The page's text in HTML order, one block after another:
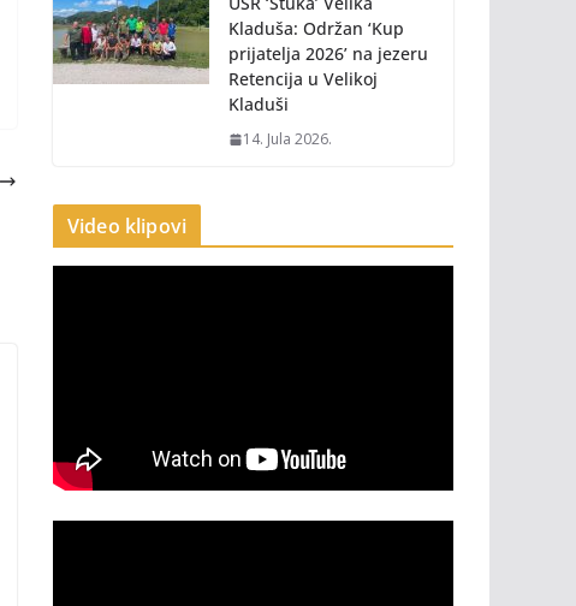
Kladuša: Održan ‘Kup
prijatelja 2026’ na jezeru
Retencija u Velikoj
Kladuši
14. Jula 2026.
Video klipovi